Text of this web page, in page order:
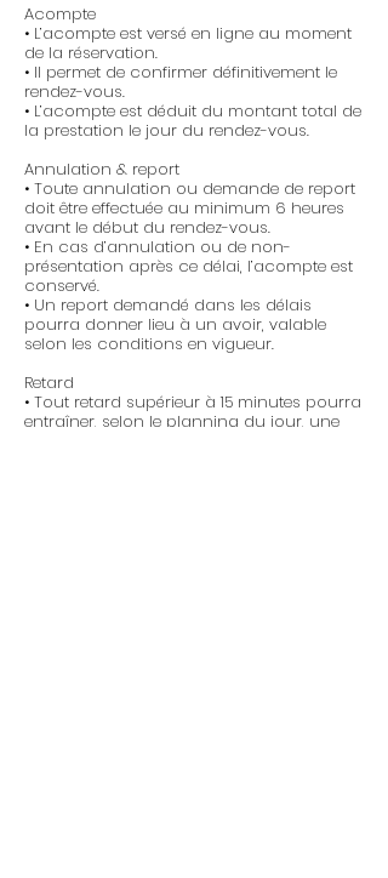
Acompte
• L’acompte est versé en ligne au moment
de la réservation.
• Il permet de confirmer définitivement le
rendez-vous.
• L’acompte est déduit du montant total de
la prestation le jour du rendez-vous.
Annulation & report
• Toute annulation ou demande de report
doit être effectuée au minimum 6 heures
avant le début du rendez-vous.
• En cas d’annulation ou de non-
présentation après ce délai, l’acompte est
conservé.
• Un report demandé dans les délais
pourra donner lieu à un avoir, valable
selon les conditions en vigueur.
Retard
• Tout retard supérieur à 15 minutes pourra
entraîner, selon le planning du jour, une